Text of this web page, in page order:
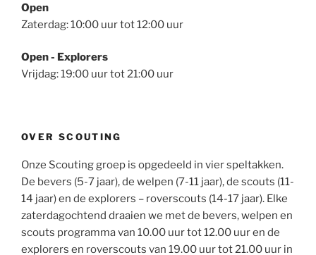
Open
Zaterdag: 10:00 uur tot 12:00 uur
Open - Explorers
Vrijdag: 19:00 uur tot 21:00 uur
OVER SCOUTING
Onze Scouting groep is opgedeeld in vier speltakken.
De bevers (5-7 jaar), de welpen (7-11 jaar), de scouts (11-
14 jaar) en de explorers – roverscouts (14-17 jaar). Elke
zaterdagochtend draaien we met de bevers, welpen en
scouts programma van 10.00 uur tot 12.00 uur en de
explorers en roverscouts van 19.00 uur tot 21.00 uur in